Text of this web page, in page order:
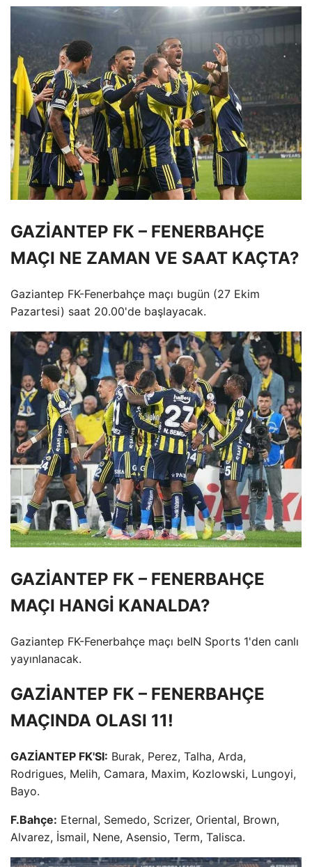
GAZİANTEP FK – FENERBAHÇE
MAÇI NE ZAMAN VE SAAT KAÇTA?
Gaziantep FK-Fenerbahçe maçı bugün (27 Ekim
Pazartesi) saat 20.00'de başlayacak.
GAZİANTEP FK – FENERBAHÇE
MAÇI HANGİ KANALDA?
Gaziantep FK-Fenerbahçe maçı beIN Sports 1'den canlı
yayınlanacak.
GAZİANTEP FK – FENERBAHÇE
MAÇINDA OLASI 11!
GAZİANTEP FK'SI: Burak, Perez, Talha, Arda,
Rodrigues, Melih, Camara, Maxim, Kozlowski, Lungoyi,
Bayo.
F.Bahçe: Eternal, Semedo, Scrizer, Oriental, Brown,
Alvarez, İsmail, Nene, Asensio, Term, Talisca.